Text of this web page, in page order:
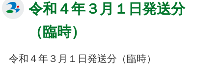
令和４年３月１日発送分
（臨時）
令和４年３月１日発送分（臨時）